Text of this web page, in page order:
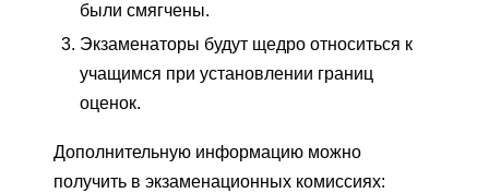
были смягчены.
Экзаменаторы будут щедро относиться к
учащимся при установлении границ
оценок.
Дополнительную информацию можно
получить в экзаменационных комиссиях: